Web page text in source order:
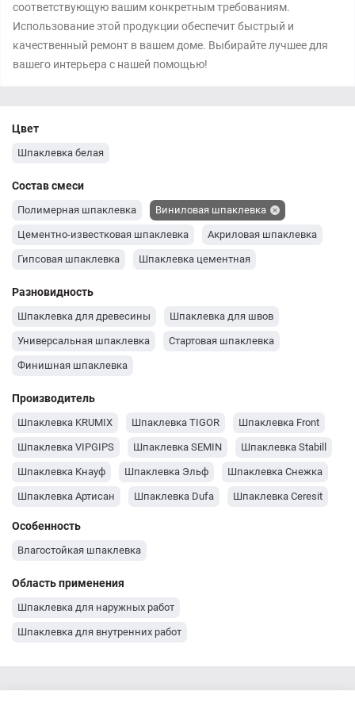
соответствующую вашим конкретным требованиям.
Использование этой продукции обеспечит быстрый и
качественный ремонт в вашем доме. Выбирайте лучшее для
вашего интерьера с нашей помощью!
Цвет
Шпаклевка белая
Состав смеси
Полимерная шпаклевка Виниловая шпаклевка
Цементно-известковая шпаклевка Акриловая шпаклевка
Гипсовая шпаклевка Шпаклевка цементная
Разновидность
Шпаклевка для древесины Шпаклевка для швов
Универсальная шпаклевка Стартовая шпаклевка
Финишная шпаклевка
Производитель
Шпаклевка KRUMIX Шпаклевка TIGOR Шпаклевка Front
Шпаклевка VIPGIPS Шпаклевка SEMIN Шпаклевка Stabill
Шпаклевка Кнауф Шпаклевка Эльф Шпаклевка Снежка
Шпаклевка Артисан Шпаклевка Dufa Шпаклевка Ceresit
Шпаклевка Caparol
Шпаклевка Anserglob
Особенность
Влагостойкая шпаклевка
Область применения
Шпаклевка для наружных работ
Шпаклевка для внутренних работ